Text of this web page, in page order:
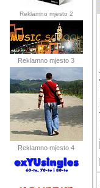
Reklamno mjesto 2
Reklamno mjesto 3
Reklamno mjesto 4